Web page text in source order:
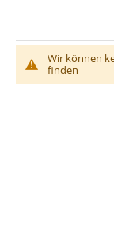
Wir können
finden